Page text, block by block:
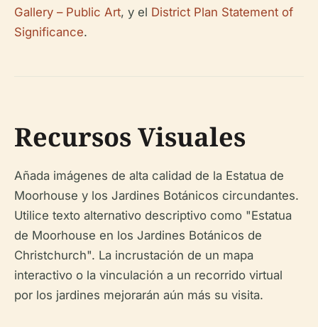
Gallery – Public Art, y el District Plan Statement of
Significance.
Recursos Visuales
Añada imágenes de alta calidad de la Estatua de
Moorhouse y los Jardines Botánicos circundantes.
Utilice texto alternativo descriptivo como "Estatua
de Moorhouse en los Jardines Botánicos de
Christchurch". La incrustación de un mapa
interactivo o la vinculación a un recorrido virtual
por los jardines mejorarán aún más su visita.